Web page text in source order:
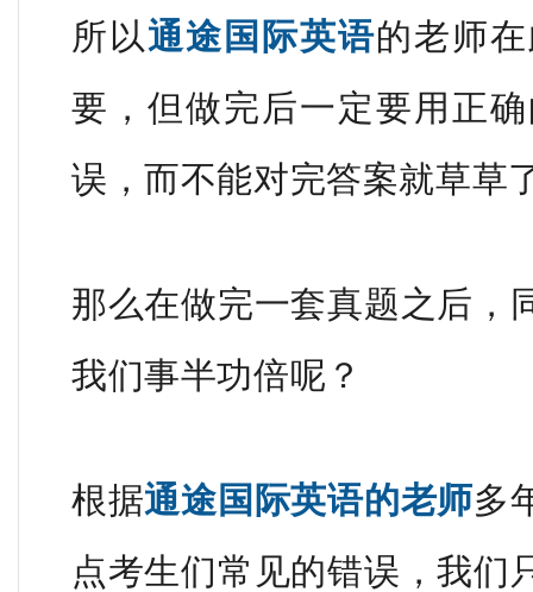
所以通途国际英语的老师
要，但做完后一定要用正
误，而不能对完答案就草草
那么在做完一套真题之后，
我们事半功倍呢？
根据通途国际英语的老师多
点考生们常见的错误，我们